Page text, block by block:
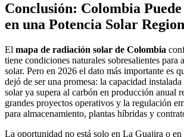
Conclusión: Colombia
en una Potencia Solar
El mapa de radiación solar de Colombia
tiene condiciones naturales sobresalientes para
solar. Pero en 2026 el dato más importante es
dejó de ser una promesa: la capacidad
solar ya supera al carbón en producción anual
grandes proyectos operativos y la regulación
para almacenamiento, plantas híbridas y
La oportunidad no está solo en La Guajira o en